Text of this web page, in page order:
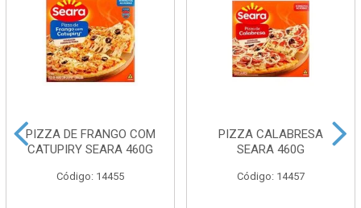
PIZZA DE FRANGO COM
CATUPIRY SEARA 460G
Código: 14455
PIZZA CALABRESA
SEARA 460G
Código: 14457